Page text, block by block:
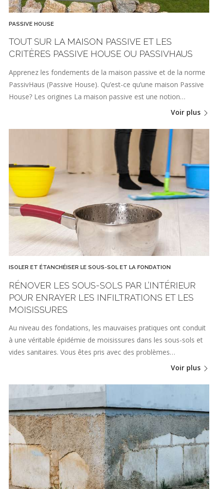
PASSIVE HOUSE
TOUT SUR LA MAISON PASSIVE ET LES
CRITÈRES PASSIVE HOUSE OU PASSIVHAUS
Apprenez les fondements de la maison passive et de la norme
PassivHaus (Passive House). Qu’est-ce qu’une maison Passive
House? Les origines La maison passive est une notion…
Voir plus
ISOLER ET ÉTANCHÉISER LE SOUS-SOL ET LA FONDATION
RÉNOVER LES SOUS-SOLS PAR L’INTÉRIEUR
POUR ENRAYER LES INFILTRATIONS ET LES
MOISISSURES
Au niveau des fondations, les mauvaises pratiques ont conduit
à une véritable épidémie de moisissures dans les sous-sols et
vides sanitaires. Vous êtes pris avec des problèmes…
Voir plus